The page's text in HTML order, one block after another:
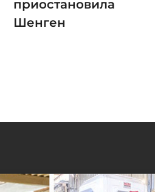
приостановила
Шенген